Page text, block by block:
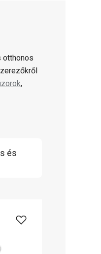
otthonos
,
és